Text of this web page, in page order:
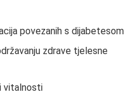
povezanih s dijabetesom
zdrave tjelesne
vitalnosti